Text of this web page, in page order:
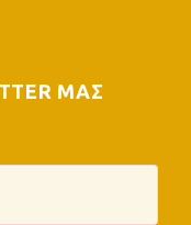
ΜΑΣ